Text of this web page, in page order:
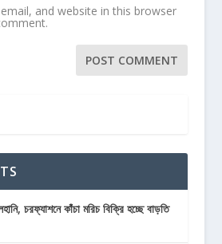
and website in this browser
চরফ্যাশনে কাঁচা মরিচ বিক্রি হচ্ছে বাড়তি